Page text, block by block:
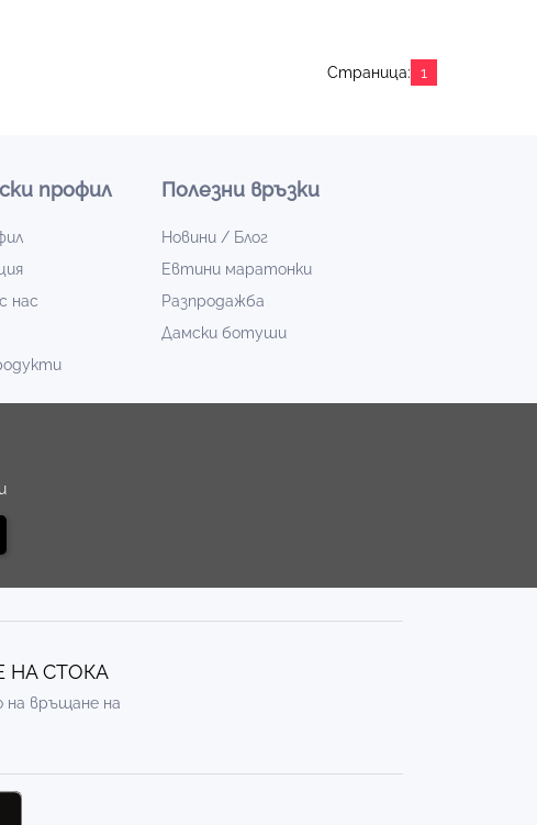
Страница: 1
профил
нас
Полезни връзки
Новини / Блог
Евтини маратонки
Разпродажба
Дамски ботуши
НА СТОКА
на връщане на